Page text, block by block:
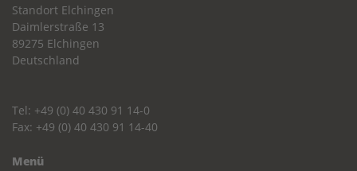
Standort Elchingen
Daimlerstraße 13
89275 Elchingen
Deutschland
Tel: +49 (0) 40 430 91 14-0
Fax: +49 (0) 40 430 91 14-40
Menü